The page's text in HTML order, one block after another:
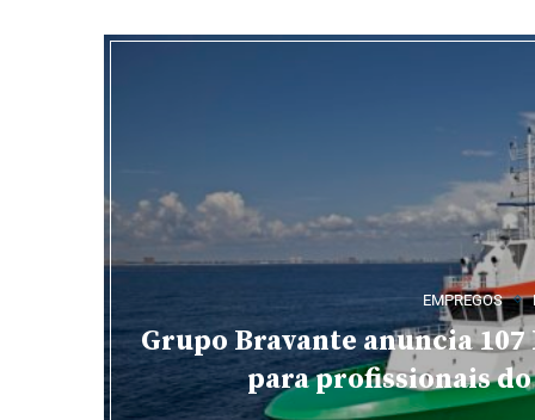
EMPREGOS
Grupo Bravante anuncia 107
para profissionais do